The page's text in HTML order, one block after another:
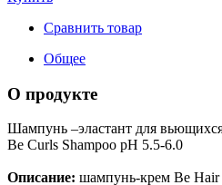
Сравнить товар
Общее
О продукте
Шампунь –эластант для
Be Curls Shampoo pH 5.5-6.0
Описание: шампунь-крем Be Hair